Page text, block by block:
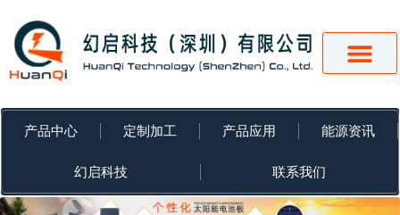
容
产品中心 定制加工 产品应用 能源资讯
幻启科技 联系我们